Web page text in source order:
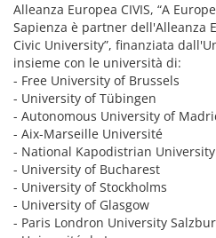
Alleanza Europea CIVIS, “A
Sapienza è partner dell'Alleanza
Civic University”, finanziata
insieme con le università di:
- Free University of Brussels
- University of Tübingen
- Autonomous University of
- Aix-Marseille Université
- National Kapodistrian
- University of Bucharest
- University of Stockholms
- University of Glasgow
- Paris Londron University